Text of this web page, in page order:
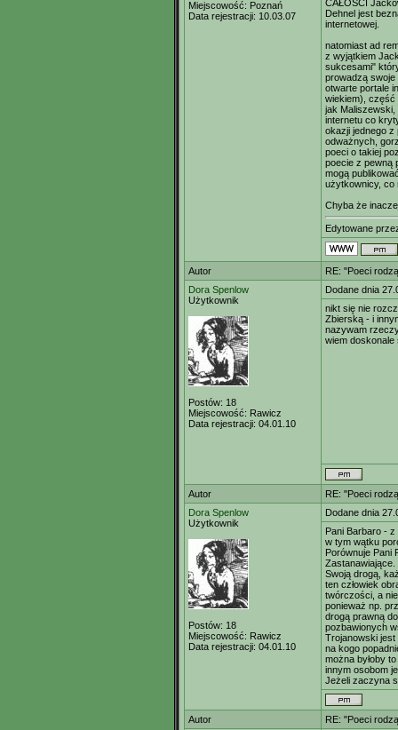
Miejscowość: Poznań
Data rejestracji: 10.03.07
CAŁOŚCI
Dehnel jest
internetowej.
natomiast ad
z wyjątkiem
sukcesami"
prowadzą swoje
otwarte portale
wiekiem), część
jak Maliszewski,
internetu co
okazji jednego z
odważnych,
poeci o takiej
poecie z pewną
mogą
użytkownicy, co
Chyba że
Edytowane
Autor
RE: "Poeci
Dora Spenlow
Użytkownik
Postów: 18
Miejscowość: Rawicz
Data rejestracji: 04.01.10
Dodane dnia
nikt się nie
Zbierską - i
nazywam
wiem doskonale
Autor
RE: "Poeci
Dora Spenlow
Użytkownik
Postów: 18
Miejscowość: Rawicz
Data rejestracji: 04.01.10
Dodane dnia
Pani Barbaro -
w tym wątku
Porównuje Pani
Zastanawiające.
Swoją drogą,
ten człowiek
twórczości, a
ponieważ np.
drogą prawną
pozbawionych
Trojanowski jest
na kogo
można byłoby
innym osobom
Jeżeli zaczyna
Autor
RE: "Poeci